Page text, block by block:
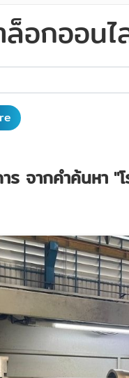
อกออนไ
ร จากคำค้นหา "